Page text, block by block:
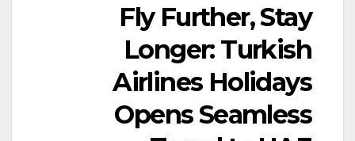
Fly Further, Stay
Longer: Turkish
Airlines Holidays
Opens Seamless